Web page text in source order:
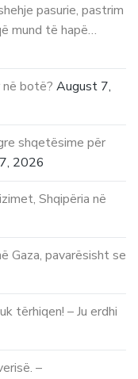
pasurie, pastrim
mund të hapë…
në botë? August 7,
shqetësime për
2026
Shqipëria në
Gaza, pavarësisht se
tërhiqen! – Ju erdhi
–